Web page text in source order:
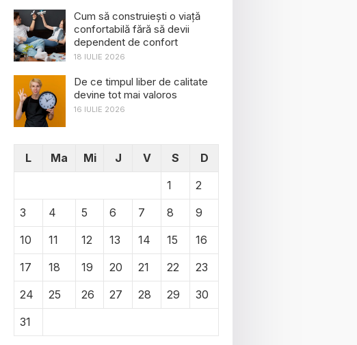
Cum să construiești o viață
confortabilă fără să devii
dependent de confort
18 IULIE 2026
De ce timpul liber de calitate
devine tot mai valoros
16 IULIE 2026
L Ma Mi J V S
D
1
2
3
4 5 6 7 8
9
10
11 12 13 14 15
16
17
18 19 20 21 22
23
24
25 26 27 28 29
30
31